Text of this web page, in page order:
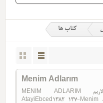
کتاب ها
Menim Adlarım
MENIM ADLARIM منيم آدلاريمSalih
AtayiEbced1382 137-Menim